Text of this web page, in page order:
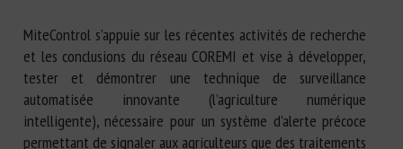
MiteControl s’appuie sur les récentes activités de recherche
et les conclusions du réseau COREMI et vise à développer,
tester et démontrer une technique de surveillance
automatisée innovante (l’agriculture numérique
intelligente), nécessaire pour un système d’alerte précoce
permettant de signaler aux agriculteurs que des traitements